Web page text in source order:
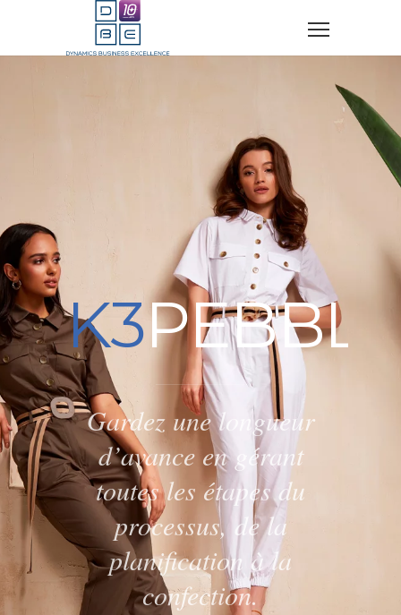
K3
Gardez une longueur
d’avance en gérant
toutes les étapes du
processus, de la
planification à la
confection.